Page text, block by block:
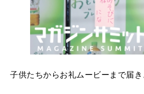
子供たちからお礼ムービーまで届